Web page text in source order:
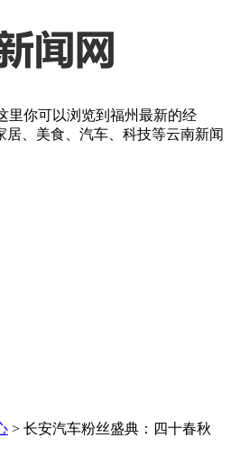
里你可以浏览到福州最新的经
、美食、汽车、科技等云南新闻
> 长安汽车粉丝盛典：四十春秋